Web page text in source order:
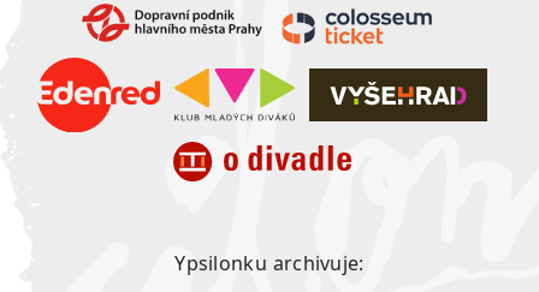
Ypsilonku archivuje: